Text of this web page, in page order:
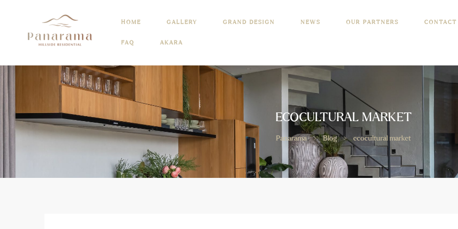
HOME GALLERY GRAND DESIGN NEWS OUR PARTNERS CONTACT
FAQ AKARA
ECOCULTURAL MARKET
Panarama > Blog > ecocultural market